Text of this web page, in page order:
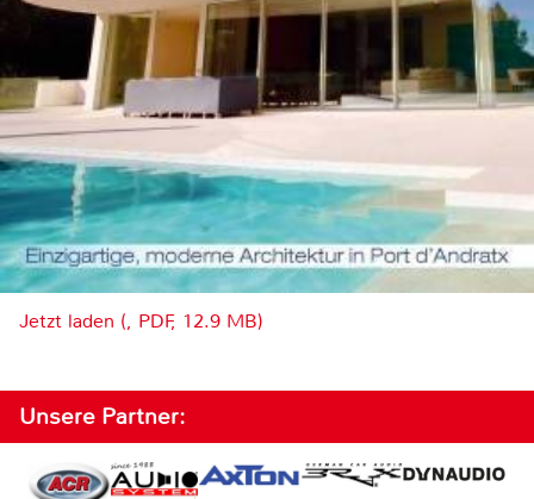
Jetzt laden (, PDF, 12.9 MB)
Unsere Partner: